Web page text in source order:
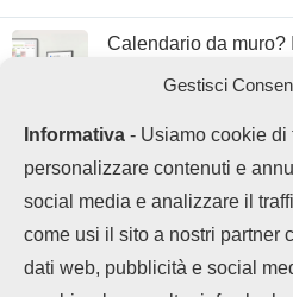
Gestisci
Informativa - Usiamo cookie di
personalizzare contenuti e
social media e analizzare il
come usi il sito a nostri partner
dati web, pubblicità e social
Calendario da muro?